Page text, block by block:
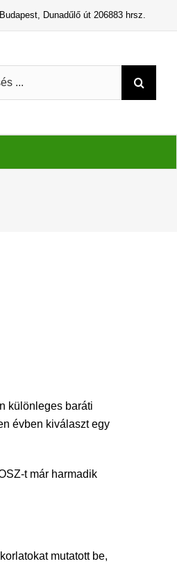
Dunadűlő út 206883 hrsz.
különleges baráti
évben kiválaszt egy
t már harmadik
mutatott be,